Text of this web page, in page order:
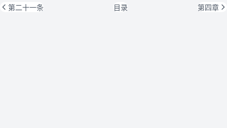
第二十一条 目录 第四章